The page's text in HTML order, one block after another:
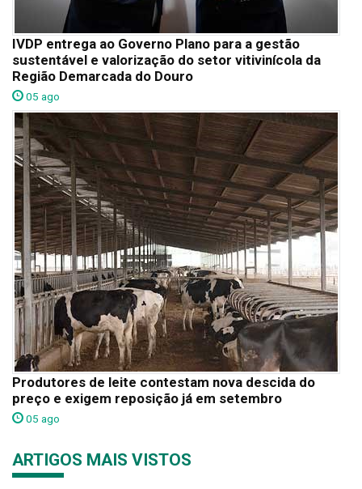
IVDP entrega ao Governo Plano para a gestão
sustentável e valorização do setor vitivinícola da
Região Demarcada do Douro
05 ago
Produtores de leite contestam nova descida do
preço e exigem reposição já em setembro
05 ago
ARTIGOS MAIS VISTOS